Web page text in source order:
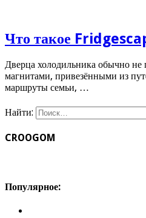
Что такое
Дверца холодильника обычно не
магнитами, привезёнными из
маршруты семьи, …
Найти:
CROOGOM
Популярное: